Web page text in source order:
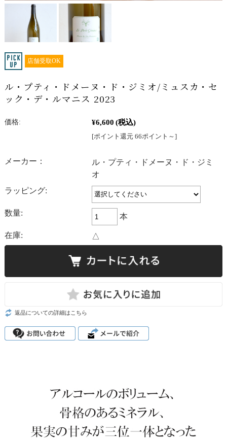
店舗受取OK
ル・プティ・ドメーヌ・ド・ジミオ/ミュスカ・セ
ック・デ・ルマニス 2023
価格: ¥6,600 (税込)
[ポイント還元 66ポイント～]
メーカー：
ル・プティ・ドメーヌ・ド・ジミ
オ
ラッピング:
数量: 本
在庫: △
返品についての詳細はこちら